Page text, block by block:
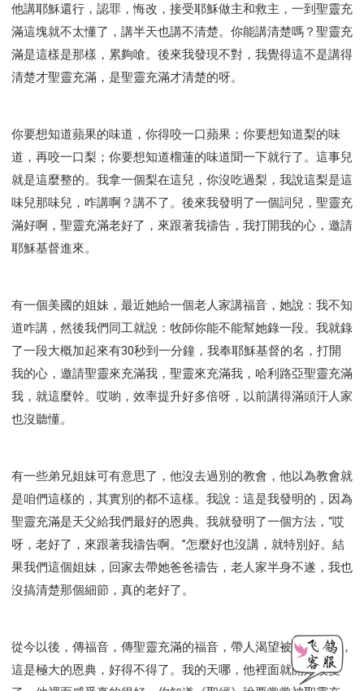
他講耶穌還行，認罪，悔改，接受耶穌做主和救主，一到聖靈充
滿這塊就不太懂了，講半天也講不清楚。你能講清楚嗎？聖靈充
滿是這樣是那樣，累夠嗆。後來我發現不對，我覺得這不是講得
清楚才聖靈充滿，是聖靈充滿才清楚的呀。
你要想知道蘋果的味道，你得咬一口蘋果；你要想知道梨的味
道，再咬一口梨；你要想知道榴蓮的味道聞一下就行了。這事兒
就是這麼整的。我拿一個梨在這兒，你沒吃過梨，我說這梨是這
味兒那味兒，咋講啊？講不了。後來我發明了一個詞兒，聖靈充
滿好啊，聖靈充滿老好了，來跟著我禱告，我打開我的心，邀請
耶穌基督進來。
有一個美國的姐妹，最近她給一個老人家講福音，她說：我不知
道咋講，然後我們同工就說：牧師你能不能幫她錄一段。我就錄
了一段大概加起來有30秒到一分鐘，我奉耶穌基督的名，打開
我的心，邀請聖靈來充滿我，聖靈來充滿我，哈利路亞聖靈充滿
我，就這麼幹。哎喲，效率提升好多倍呀，以前講得滿頭汗人家
也沒聽懂。
有一些弟兄姐妹可有意思了，他沒去過別的教會，他以為教會就
是咱們這樣的，其實別的都不這樣。我說：這是我發明的，因為
聖靈充滿是天父給我們最好的恩典。我就發明了一個方法，“哎
呀，老好了，來跟著我禱告啊。”怎麼好也沒講，就特別好。結
果我們這個姐妹，回家去帶她爸爸禱告，老人家半身不遂，我也
沒搞清楚那個細節，真的老好了。
從今以後，傳福音，傳聖靈充滿的福音，帶人渴望被聖靈充滿，
這是極大的恩典，好得不得了。我的天哪，他裡面就開始改變